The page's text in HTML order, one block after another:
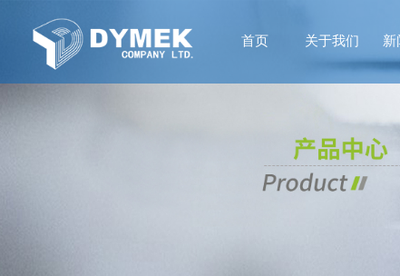
首页 关于我们 新